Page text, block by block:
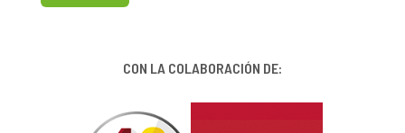
CON LA COLABORACIÓN DE: